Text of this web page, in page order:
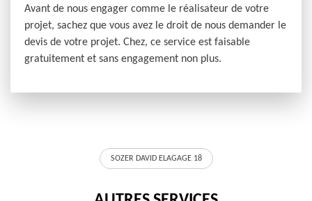
Avant de nous engager comme le réalisateur de votre
projet, sachez que vous avez le droit de nous demander le
devis de votre projet. Chez, ce service est faisable
gratuitement et sans engagement non plus.
SOZER DAVID ELAGAGE 18